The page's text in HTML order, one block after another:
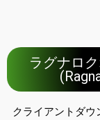
ラグナロ
クライアントダウ